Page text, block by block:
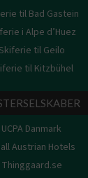
til Bad Gastein
i Alpe d’Huez
Skiferie til Geilo
til Kitzbühel
UCPA Danmark
Austrian Hotels
Thinggaard.se